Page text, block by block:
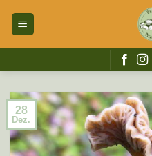
Inhalt
28
Dez.